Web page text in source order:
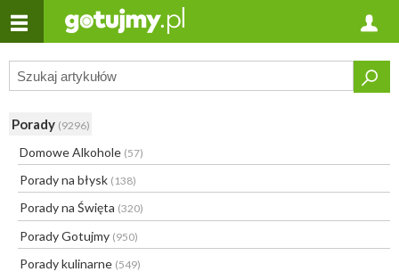
Porady (9296)
Domowe Alkohole (57)
Porady na błysk (138)
Porady na Święta (320)
Porady Gotujmy (950)
Porady kulinarne (549)